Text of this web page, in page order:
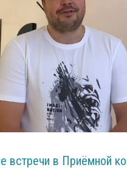
встречи в Приёмной